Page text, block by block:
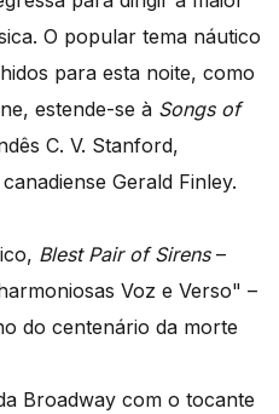
O popular tema náutico
para esta noite, como
estende-se à Songs of
C. V. Stanford,
Gerald Finley.
Blest Pair of Sirens–
Voz e Verso" –
do centenário da morte
Broadway com o tocante